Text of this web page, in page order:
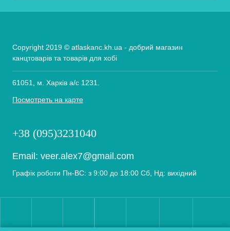
Copyright 2019 © atlaskanc.kh.ua - добрий магазин
канцтоварів та товарів для хобі
61051, м. Харків а/с 1231.
Посмотреть на карте
+38 (095)3231040
Email: veer.alex7@gmail.com
Графік роботи Пн-ВС: з 9:00 до 18:00 Сб, Нд: вихідний